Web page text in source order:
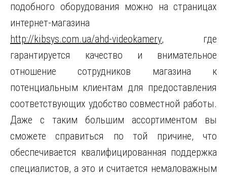
подобного оборудования можно на страницах
интернет-магазина
http://kibsys.com.ua/ahd-videokamery, где
гарантируется качество и внимательное
отношение сотрудников магазина к
потенциальным клиентам для предоставления
соответствующих удобство совместной работы.
Даже с таким большим ассортиментом вы
сможете справиться по той причине, что
обеспечивается квалифицированная поддержка
специалистов, а это и считается немаловажным